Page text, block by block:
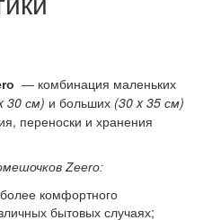
— комбинация маленьких
30 см) и больших (30 x 35 см)
переноски и хранения
Zeero:
комфортного
бытовых случаях;